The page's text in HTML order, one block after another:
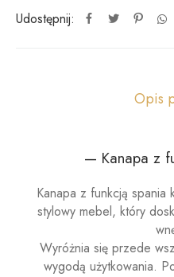
Udostępnij:
Opis
— Kanapa z
Kanapa z funkcją spania
stylowy mebel, który
Wyróżnia się przede
wygodą użytkowania.